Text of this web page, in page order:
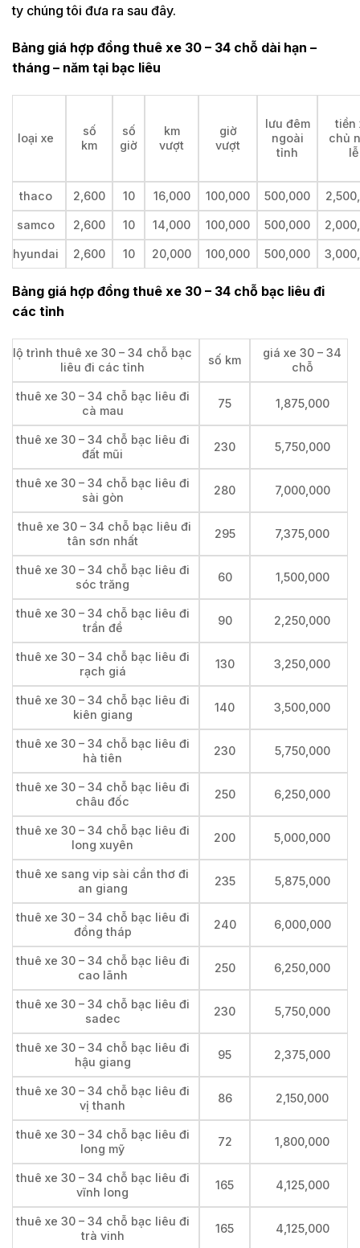
ty chúng tôi đưa ra sau đây.
Bảng giá hợp đồng thuê xe 30 – 34 chỗ dài hạn –
tháng – năm tại bạc liêu
loại xe
số
km
số
giờ
km
vượt
giờ
vượt
lưu đêm
ngoài
tỉnh
tiền
chủ
lễ
thaco 2,600 10 16,000 100,000 500,000
samco 2,600 10 14,000 100,000 500,000
hyundai 2,600 10 20,000 100,000 500,000
Bảng giá hợp đồng thuê xe 30 – 34 chỗ bạc liêu đi
các tỉnh
lộ trình thuê xe 30 – 34 chỗ bạc
liêu đi các tỉnh
số km
giá xe 30 – 34
chỗ
thuê xe 30 – 34 chỗ bạc liêu đi
cà mau
75 1,875,000
thuê xe 30 – 34 chỗ bạc liêu đi
đất mũi
230 5,750,000
thuê xe 30 – 34 chỗ bạc liêu đi
sài gòn
280 7,000,000
thuê xe 30 – 34 chỗ bạc liêu đi
tân sơn nhất
295 7,375,000
thuê xe 30 – 34 chỗ bạc liêu đi
sóc trăng
60 1,500,000
thuê xe 30 – 34 chỗ bạc liêu đi
trần đề
90 2,250,000
thuê xe 30 – 34 chỗ bạc liêu đi
rạch giá
130 3,250,000
thuê xe 30 – 34 chỗ bạc liêu đi
kiên giang
140 3,500,000
thuê xe 30 – 34 chỗ bạc liêu đi
hà tiên
230 5,750,000
thuê xe 30 – 34 chỗ bạc liêu đi
châu đốc
250 6,250,000
thuê xe 30 – 34 chỗ bạc liêu đi
long xuyên
200 5,000,000
thuê xe sang vip sài cần thơ đi
an giang
235 5,875,000
thuê xe 30 – 34 chỗ bạc liêu đi
đồng tháp
240 6,000,000
thuê xe 30 – 34 chỗ bạc liêu đi
cao lãnh
250 6,250,000
thuê xe 30 – 34 chỗ bạc liêu đi
sadec
230 5,750,000
thuê xe 30 – 34 chỗ bạc liêu đi
hậu giang
95 2,375,000
thuê xe 30 – 34 chỗ bạc liêu đi
vị thanh
86 2,150,000
thuê xe 30 – 34 chỗ bạc liêu đi
long mỹ
72 1,800,000
thuê xe 30 – 34 chỗ bạc liêu đi
vĩnh long
165 4,125,000
thuê xe 30 – 34 chỗ bạc liêu đi
trà vinh
165 4,125,000